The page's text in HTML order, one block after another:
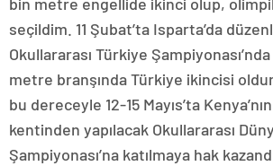
seçildim. 11 Şubat’ta Isparta’da
Okullararası Türkiye
metre branşında Türkiye ikincisi
bu dereceyle 12-15 Mayıs’ta
kentinden yapılacak Okullararası
Şampiyonası’na katılmaya hak